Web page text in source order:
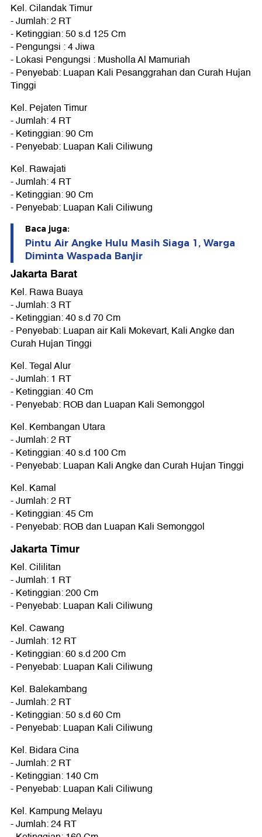
Kel. Cilandak Timur
- Jumlah: 2 RT
- Ketinggian: 50 s.d 125 Cm
- Pengungsi : 4 Jiwa
- Lokasi Pengungsi : Musholla Al Mamuriah
- Penyebab: Luapan Kali Pesanggrahan dan Curah Hujan
Tinggi
Kel. Pejaten Timur
- Jumlah: 4 RT
- Ketinggian: 90 Cm
- Penyebab: Luapan Kali Ciliwung
Kel. Rawajati
- Jumlah: 4 RT
- Ketinggian: 90 Cm
- Penyebab: Luapan Kali Ciliwung
Baca juga:
Pintu Air Angke Hulu Masih Siaga 1, Warga
Diminta Waspada Banjir
Jakarta Barat
Kel. Rawa Buaya
- Jumlah: 3 RT
- Ketinggian: 40 s.d 70 Cm
- Penyebab: Luapan air Kali Mokevart, Kali Angke dan
Curah Hujan Tinggi
Kel. Tegal Alur
- Jumlah: 1 RT
- Ketinggian: 40 Cm
- Penyebab: ROB dan Luapan Kali Semonggol
Kel. Kembangan Utara
- Jumlah: 2 RT
- Ketinggian: 40 s.d 100 Cm
- Penyebab: Luapan Kali Angke dan Curah Hujan Tinggi
Kel. Kamal
- Jumlah: 2 RT
- Ketinggian: 45 Cm
- Penyebab: ROB dan Luapan Kali Semonggol
Jakarta Timur
Kel. Cililitan
- Jumlah: 1 RT
- Ketinggian: 200 Cm
- Penyebab: Luapan Kali Ciliwung
Kel. Cawang
- Jumlah: 12 RT
- Ketinggian: 60 s.d 200 Cm
- Penyebab: Luapan Kali Ciliwung
Kel. Balekambang
- Jumlah: 2 RT
- Ketinggian: 50 s.d 60 Cm
- Penyebab: Luapan Kali Ciliwung
Kel. Bidara Cina
- Jumlah: 2 RT
- Ketinggian: 140 Cm
- Penyebab: Luapan Kali Ciliwung
Kel. Kampung Melayu
- Jumlah: 24 RT